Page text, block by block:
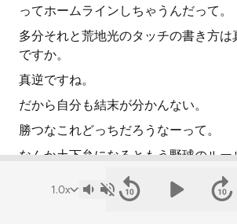
ってホームラインしちゃうんだって。
多分それと荒地光のタッチの書き方は
ですか。
真逆ですね。
だから自分も結末が分かんない。
勝つなこれどっちだろうなーって。
なんか土下弁になるともう野球のルー
のかも分かんないレベルじゃん。
いやいやいや結構土下弁僕好きですよ。